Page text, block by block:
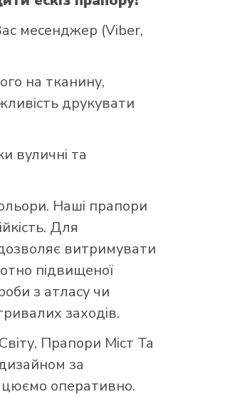
месенджер (Viber,
на тканину,
друкувати
вуличні та
Наші прапори
Для
витримувати
підвищеної
з атласу чи
заходів.
, Прапори Міст Та
за
оперативно.